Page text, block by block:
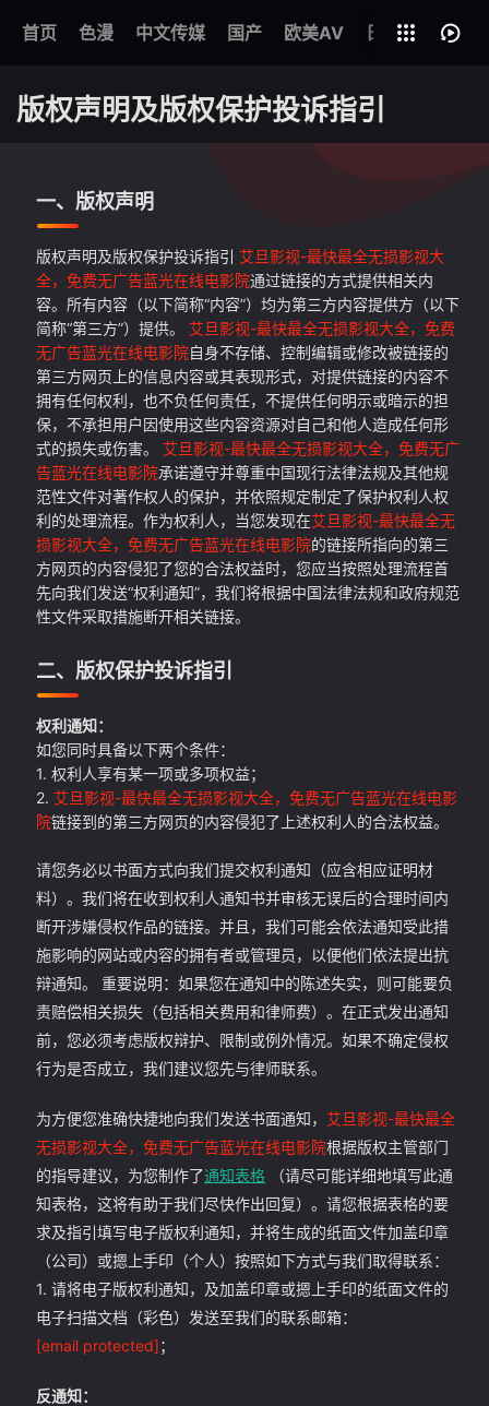
首页 色漫 中文传媒 国产 欧美AV 日本AV 韩国
全部影片
版权声明及版权保护投诉指引
一、版权声明
版权声明及版权保护投诉指引 艾旦影视-最快最全无损影视大
全，免费无广告蓝光在线电影院通过链接的方式提供相关内
容。所有内容（以下简称“内容”）均为第三方内容提供方（以下
简称“第三方”）提供。 艾旦影视-最快最全无损影视大全，免费
无广告蓝光在线电影院自身不存储、控制编辑或修改被链接的
第三方网页上的信息内容或其表现形式，对提供链接的内容不
拥有任何权利，也不负任何责任，不提供任何明示或暗示的担
保，不承担用户因使用这些内容资源对自己和他人造成任何形
式的损失或伤害。 艾旦影视-最快最全无损影视大全，免费无广
告蓝光在线电影院承诺遵守并尊重中国现行法律法规及其他规
范性文件对著作权人的保护，并依照规定制定了保护权利人权
利的处理流程。作为权利人，当您发现在艾旦影视-最快最全无
损影视大全，免费无广告蓝光在线电影院的链接所指向的第三
方网页的内容侵犯了您的合法权益时，您应当按照处理流程首
先向我们发送“权利通知”，我们将根据中国法律法规和政府规范
性文件采取措施断开相关链接。
二、版权保护投诉指引
权利通知：
如您同时具备以下两个条件：
1. 权利人享有某一项或多项权益；
2. 艾旦影视-最快最全无损影视大全，免费无广告蓝光在线电影
院链接到的第三方网页的内容侵犯了上述权利人的合法权益。
请您务必以书面方式向我们提交权利通知（应含相应证明材
料）。我们将在收到权利人通知书并审核无误后的合理时间内
断开涉嫌侵权作品的链接。并且，我们可能会依法通知受此措
施影响的网站或内容的拥有者或管理员，以便他们依法提出抗
辩通知。 重要说明：如果您在通知中的陈述失实，则可能要负
责赔偿相关损失（包括相关费用和律师费）。在正式发出通知
前，您必须考虑版权辩护、限制或例外情况。如果不确定侵权
行为是否成立，我们建议您先与律师联系。
为方便您准确快捷地向我们发送书面通知， 艾旦影视-最快最全
无损影视大全，免费无广告蓝光在线电影院根据版权主管部门
的指导建议，为您制作了通知表格 （请尽可能详细地填写此通
知表格，这将有助于我们尽快作出回复）。请您根据表格的要
求及指引填写电子版权利通知，并将生成的纸面文件加盖印章
（公司）或摁上手印（个人）按照如下方式与我们取得联系：
1. 请将电子版权利通知，及加盖印章或摁上手印的纸面文件的
电子扫描文档（彩色）发送至我们的联系邮箱：
[email protected]；
反通知：